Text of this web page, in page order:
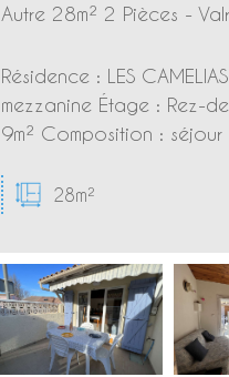
Autre 28m² 2 Pièces -
Résidence : LES
mezzanine Étage : Rez-
9m² Composition : séjour
28m²